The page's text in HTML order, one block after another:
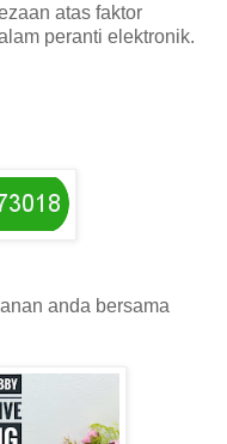
atas faktor
peranti elektronik.
anda bersama